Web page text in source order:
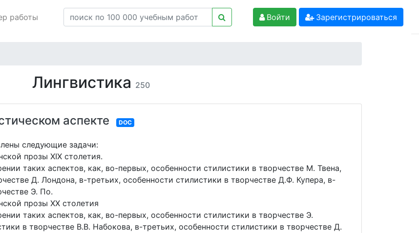
работы Войти Зарегистрироваться
Лингвистика 250
аспекте DOC
следующие задачи:
прозы XIX столетия.
таких аспектов, как, во-первых, особенности стилистики в творчестве М. Твена,
Д. Лондона, в-третьих, особенности стилистики в творчестве Д.Ф. Купера, в-
Э. По.
прозы XX столетия
таких аспектов, как, во-первых, особенности стилистики в творчестве Э.
в творчестве В.В. Набокова, в-третьих, особенности стилистики в творчестве Д.